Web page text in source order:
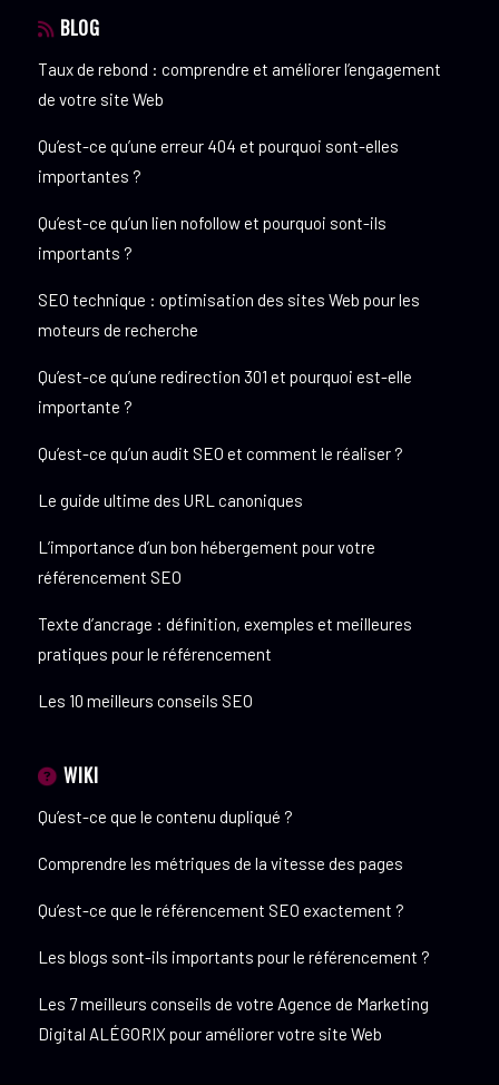
BLOG
Taux de rebond : comprendre et améliorer l’engagement
de votre site Web
Qu’est-ce qu’une erreur 404 et pourquoi sont-elles
importantes ?
Qu’est-ce qu’un lien nofollow et pourquoi sont-ils
importants ?
SEO technique : optimisation des sites Web pour les
moteurs de recherche
Qu’est-ce qu’une redirection 301 et pourquoi est-elle
importante ?
Qu’est-ce qu’un audit SEO et comment le réaliser ?
Le guide ultime des URL canoniques
L’importance d’un bon hébergement pour votre
référencement SEO
Texte d’ancrage : définition, exemples et meilleures
pratiques pour le référencement
Les 10 meilleurs conseils SEO
WIKI
Qu’est-ce que le contenu dupliqué ?
Comprendre les métriques de la vitesse des pages
Qu’est-ce que le référencement SEO exactement ?
Les blogs sont-ils importants pour le référencement ?
Les 7 meilleurs conseils de votre Agence de Marketing
Digital ALÉGORIX pour améliorer votre site Web